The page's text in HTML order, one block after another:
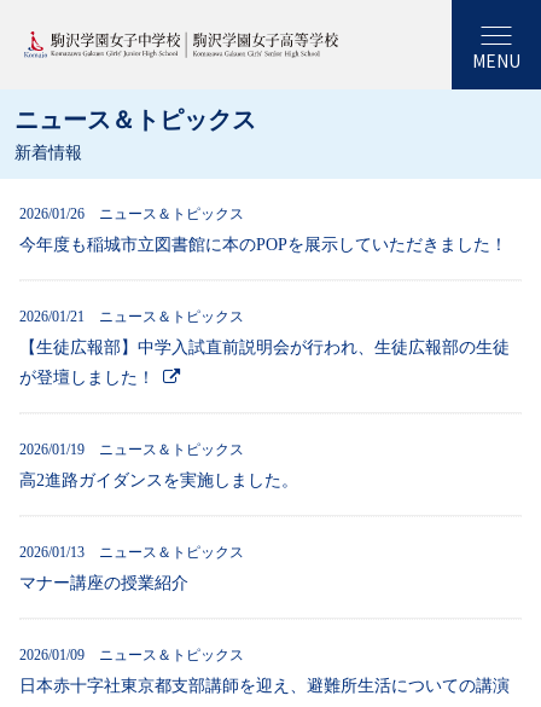
MENU
ニュース＆トピックス
新着情報
2026/01/26 ニュース＆トピックス
今年度も稲城市立図書館に本のPOPを展示していただきました！
2026/01/21 ニュース＆トピックス
【生徒広報部】中学入試直前説明会が行われ、生徒広報部の生徒
が登壇しました！
2026/01/19 ニュース＆トピックス
高2進路ガイダンスを実施しました。
2026/01/13 ニュース＆トピックス
マナー講座の授業紹介
2026/01/09 ニュース＆トピックス
日本赤十字社東京都支部講師を迎え、避難所生活についての講演